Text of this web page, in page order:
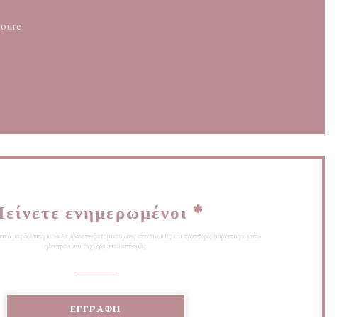
((ανοίγει σε νέο παράθυρο))
παράθυρο))
ενημερωμένοι *
μας δελτίο για να λαμβάνετε εξατομικευμένες επικοινωνίες και προσφορές μάρκετινγκ μέσω
ηλεκτρονικού ταχυδρομείου από εμάς.
ΕΓΓΡΑΦΉ